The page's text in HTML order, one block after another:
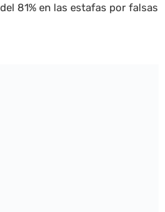
81% en las estafas por falsas